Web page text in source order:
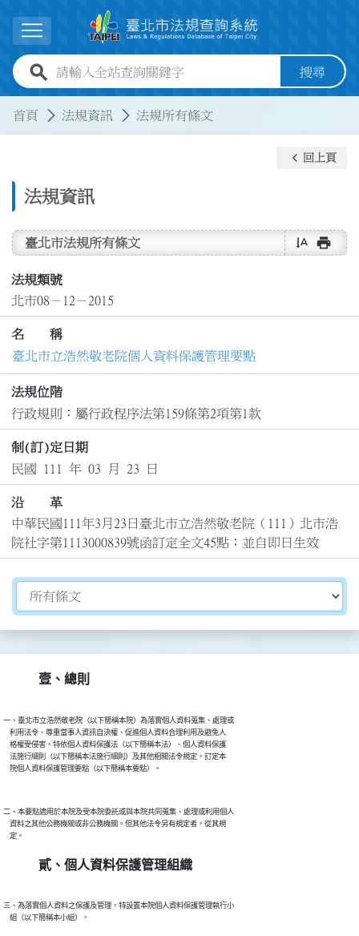
展開選單
全站查詢關鍵字欄位 搜尋
首頁 法規資訊 法規所有條文
法規資訊
keyboard_arrow_left 回上頁
臺北市法規所有條文 text_rotate_vertical print
法規類號
北市08－12－2015
名 稱
臺北市立浩然敬老院個人資料保護管理要點
法規位階
行政規則：屬行政程序法第159條第2項第1款
制(訂)定日期
民國 111 年 03 月 23 日
沿 革
中華民國111年3月23日臺北市立浩然敬老院（111）北市浩
院社字第1113000839號函訂定全文45點；並自即日生效
切換選擇法規資訊內容
壹、總則
一、臺北市立浩然敬老院（以下簡稱本院）為落實個人資料蒐集、處理或
    利用法令、尊重當事人資訊自決權、促進個人資料合理利用及避免人
    格權受侵害，特依個人資料保護法（以下簡稱本法）、個人資料保護
    法施行細則（以下簡稱本法施行細則）及其他相關法令規定，訂定本
二、本要點適用於本院及受本院委託或與本院共同蒐集、處理或利用個人
    資料之其他公務機關或非公務機關。但其他法令另有規定者，從其規
貳、個人資料保護管理組織
三、為落實個人資料之保護及管理，特設置本院個人資料保護管理執行小